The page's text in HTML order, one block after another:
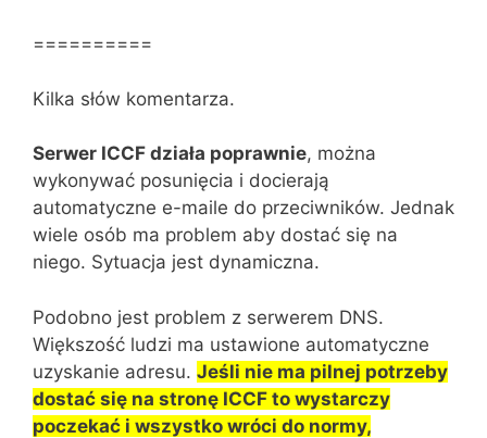
==========
Kilka słów komentarza.
Serwer ICCF działa poprawnie, można
wykonywać posunięcia i docierają
automatyczne e-maile do przeciwników. Jednak
wiele osób ma problem aby dostać się na
niego. Sytuacja jest dynamiczna.
Podobno jest problem z serwerem DNS.
Większość ludzi ma ustawione automatyczne
uzyskanie adresu. Jeśli nie ma pilnej potrzeby
dostać się na stronę ICCF to wystarczy
poczekać i wszystko wróci do normy,